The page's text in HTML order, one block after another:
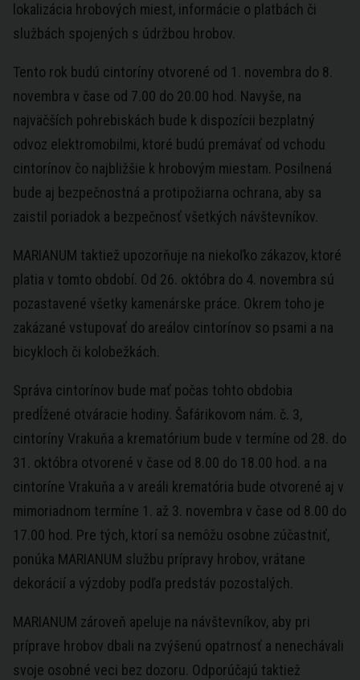
lokalizácia hrobových miest, informácie o platbách či
službách spojených s údržbou hrobov.
Tento rok budú cintoríny otvorené od 1. novembra do 8.
novembra v čase od 7.00 do 20.00 hod. Navyše, na
najväčších pohrebiskách bude k dispozícii bezplatný
odvoz elektromobilmi, ktoré budú premávať od vchodu
cintorínov čo najbližšie k hrobovým miestam. Posilnená
bude aj bezpečnostná a protipožiarna ochrana, aby sa
zaistil poriadok a bezpečnosť všetkých návštevníkov.
MARIANUM taktiež upozorňuje na niekoľko zákazov, ktoré
platia v tomto období. Od 26. októbra do 4. novembra sú
pozastavené všetky kamenárske práce. Okrem toho je
zakázané vstupovať do areálov cintorínov so psami a na
bicykloch či kolobežkách.
Správa cintorínov bude mať počas tohto obdobia
predĺžené otváracie hodiny. Šafárikovom nám. č. 3,
cintoríny Vrakuňa a krematórium bude v termíne od 28. do
31. októbra otvorené v čase od 8.00 do 18.00 hod. a na
cintoríne Vrakuňa a v areáli krematória bude otvorené aj v
mimoriadnom termíne 1. až 3. novembra v čase od 8.00 do
17.00 hod. Pre tých, ktorí sa nemôžu osobne zúčastniť,
ponúka MARIANUM službu prípravy hrobov, vrátane
dekorácií a výzdoby podľa predstáv pozostalých.
MARIANUM zároveň apeluje na návštevníkov, aby pri
príprave hrobov dbali na zvýšenú opatrnosť a nenechávali
svoje osobné veci bez dozoru. Odporúčajú taktiež